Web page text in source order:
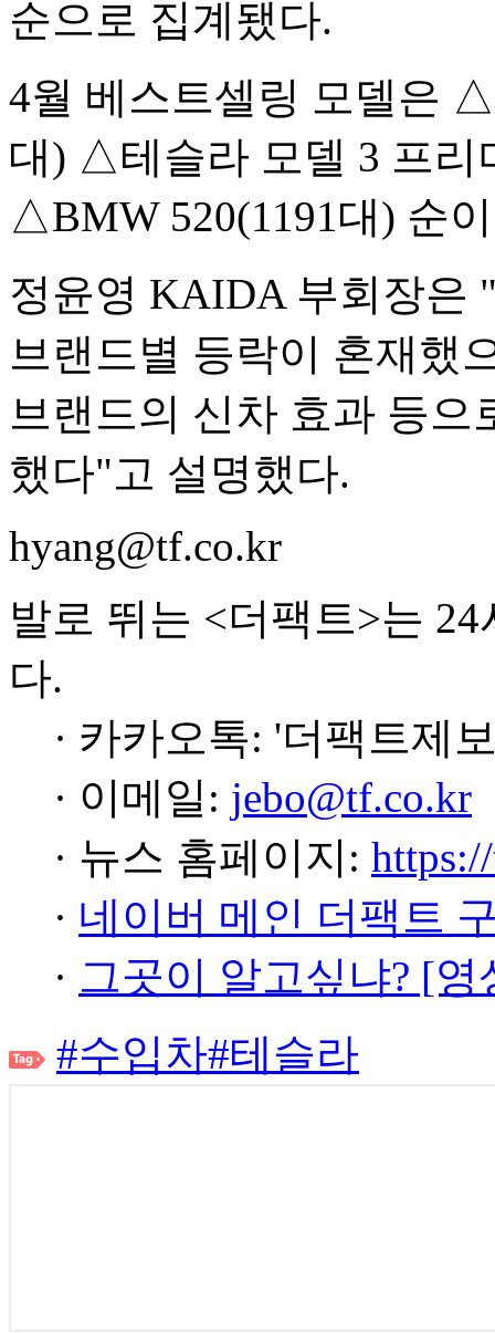
순으로 집계됐다.
4월 베스트셀링 모델은
대) △테슬라 모델 3 프리
△BMW 520(1191대) 순
정윤영 KAIDA 부회장은
브랜드별 등락이 혼재했
브랜드의 신차 효과 등으
했다"고 설명했다.
hyang@tf.co.kr
발로 뛰는 <더팩트>는
다.
· 카카오톡: '더팩트제
· 이메일: jebo@tf.co.kr
· 뉴스 홈페이지:
· 네이버 메인 더팩트
· 그곳이 알고싶냐? [
#수입차#테슬라